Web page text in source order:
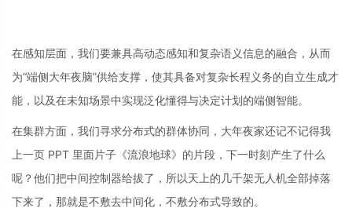
在感知层面，我们要兼具高动态感知和复杂语义信息的融合，从而
为“端侧大年夜脑”供给支撑，使其具备对复杂长程义务的自立生成才
能，以及在未知场景中实现泛化懂得与决定计划的端侧智能。
在集群方面，我们寻求分布式的群体协同，大年夜家还记不记得我
上一页 PPT 里面片子《流浪地球》的片段，下一时刻产生了什么
呢？他们把中间控制器给拔了，所以天上的几千架无人机全部掉落
下来了，那就是不敷去中间化，不敷分布式导致的。